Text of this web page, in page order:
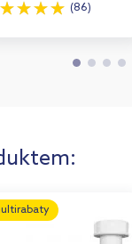
(86)